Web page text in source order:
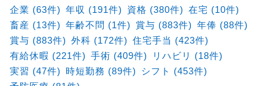
企業 (63件) 年収 (191件) 資格 (380件) 在宅 (10件)
畜産 (13件) 年齢不問 (1件) 賞与 (883件) 年俸 (88件)
賞与 (883件) 外科 (172件) 住宅手当 (423件)
有給休暇 (221件) 手術 (409件)
リハビリ (18件)
実習 (47件) 時短勤務 (89件)
シフト (453件)